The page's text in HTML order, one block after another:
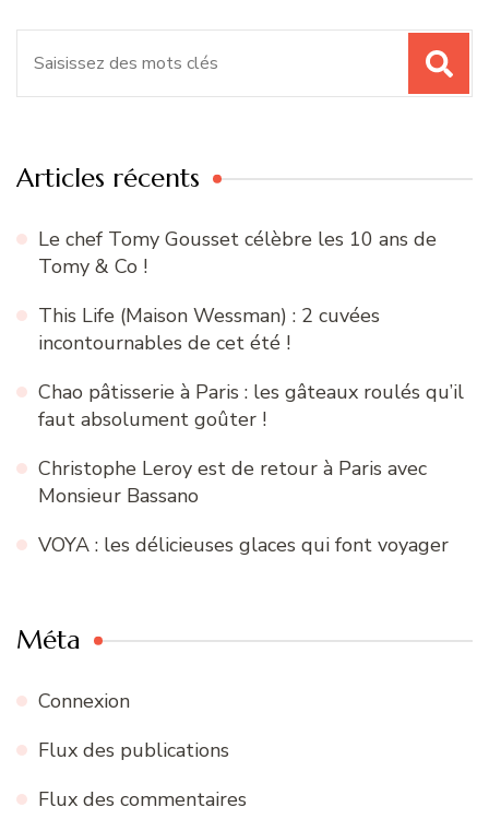
Articles récents
Le chef Tomy Gousset célèbre les 10 ans de
Tomy & Co !
This Life (Maison Wessman) : 2 cuvées
incontournables de cet été !
Chao pâtisserie à Paris : les gâteaux roulés qu’il
faut absolument goûter !
Christophe Leroy est de retour à Paris avec
Monsieur Bassano
VOYA : les délicieuses glaces qui font voyager
Méta
Connexion
Flux des publications
Flux des commentaires